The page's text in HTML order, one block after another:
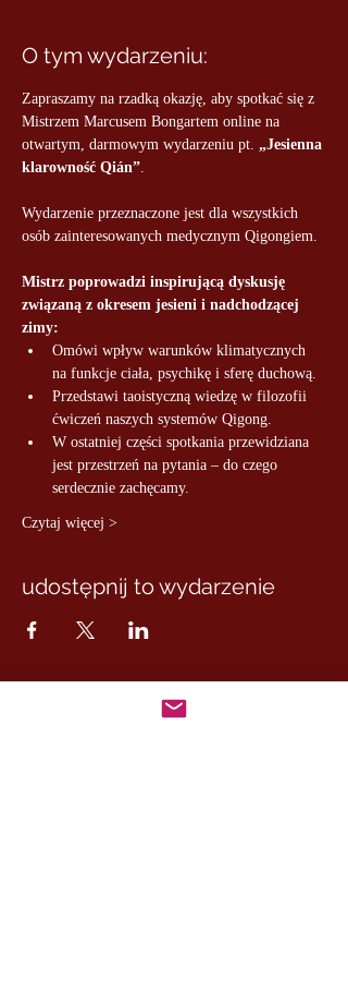
O tym wydarzeniu:
Zapraszamy na rzadką okazję, aby spotkać się z
Mistrzem Marcusem Bongartem online na
otwartym, darmowym wydarzeniu pt. „Jesienna
klarowność Qián”.
Wydarzenie przeznaczone jest dla wszystkich
osób zainteresowanych medycznym Qigongiem.
Mistrz poprowadzi inspirującą dyskusję
związaną z okresem jesieni i nadchodzącej
zimy:
Omówi wpływ warunków klimatycznych
na funkcje ciała, psychikę i sferę duchową.
Przedstawi taoistyczną wiedzę w filozofii
ćwiczeń naszych systemów Qigong.
W ostatniej części spotkania przewidziana
jest przestrzeń na pytania – do czego
serdecznie zachęcamy.
Czytaj więcej >
udostępnij to wydarzenie
MASTER MARCUS